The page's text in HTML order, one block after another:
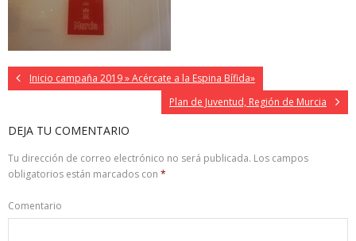
Inicio campaña 2019 » Acércate a la Espina Bífida»
Plan de Juventud, Región de Murcia
DEJA TU COMENTARIO
Tu dirección de correo electrónico no será publicada. Los campos
obligatorios están marcados con *
Comentario